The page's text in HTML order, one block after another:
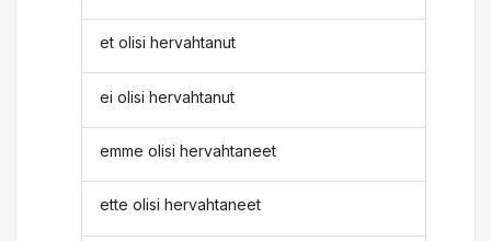
et olisi hervahtanut
ei olisi hervahtanut
emme olisi hervahtaneet
ette olisi hervahtaneet